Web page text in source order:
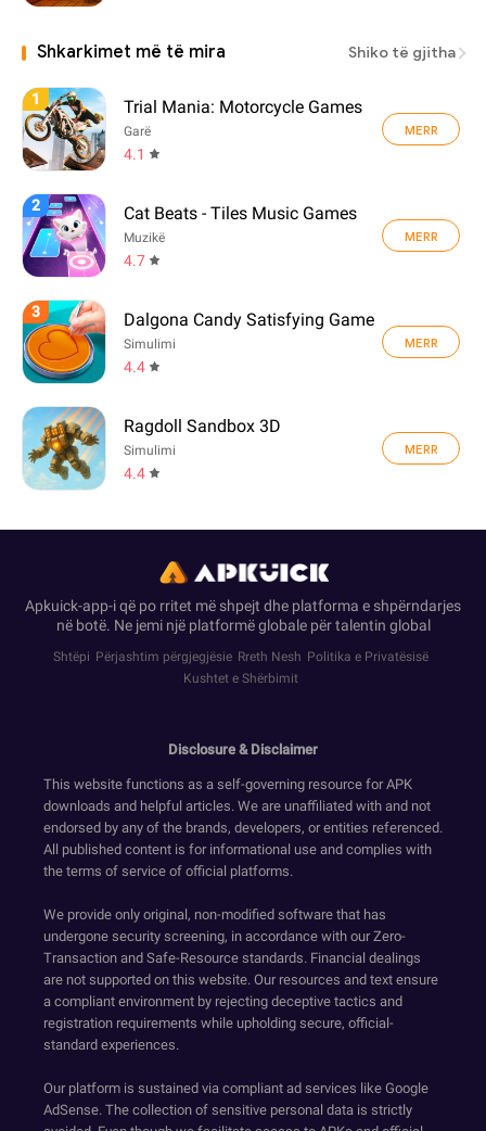
Shkarkimet më të mira Shiko të gjitha
1 Trial Mania: Motorcycle Games
Garë
4.1
MERR
2 Cat Beats - Tiles Music Games
Muzikë
4.7
MERR
3 Dalgona Candy Satisfying Game
Simulimi
4.4
MERR
Ragdoll Sandbox 3D
Simulimi
4.4
MERR
Apkuick-app-i që po rritet më shpejt dhe platforma e shpërndarjes
në botë. Ne jemi një platformë globale për talentin global
Shtëpi Përjashtim përgjegjësie Rreth Nesh Politika e Privatësisë
Kushtet e Shërbimit
Disclosure & Disclaimer
This website functions as a self-governing resource for APK
downloads and helpful articles. We are unaffiliated with and not
endorsed by any of the brands, developers, or entities referenced.
All published content is for informational use and complies with
the terms of service of official platforms.
We provide only original, non-modified software that has
undergone security screening, in accordance with our Zero-
Transaction and Safe-Resource standards. Financial dealings
are not supported on this website. Our resources and text ensure
a compliant environment by rejecting deceptive tactics and
registration requirements while upholding secure, official-
standard experiences.
Our platform is sustained via compliant ad services like Google
AdSense. The collection of sensitive personal data is strictly